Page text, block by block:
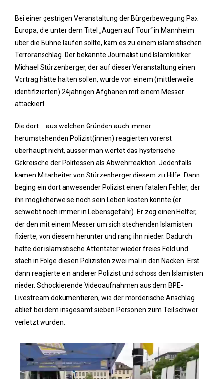
Bei einer gestrigen Veranstaltung der Bürgerbewegung Pax
Europa, die unter dem Titel „Augen auf Tour“ in Mannheim
über die Bühne laufen sollte, kam es zu einem islamistischen
Terroranschlag. Der bekannte Journalist und Islamkritiker
Michael Stürzenberger, der auf dieser Veranstaltung einen
Vortrag hätte halten sollen, wurde von einem (mittlerweile
identifizierten) 24jährigen Afghanen mit einem Messer
attackiert.
Die dort – aus welchen Gründen auch immer –
herumstehenden Polizist(innen) reagierten vorerst
überhaupt nicht, ausser man wertet das hysterische
Gekreische der Politessen als Abwehrreaktion. Jedenfalls
kamen Mitarbeiter von Stürzenberger diesem zu Hilfe. Dann
beging ein dort anwesender Polizist einen fatalen Fehler, der
ihn möglicherweise noch sein Leben kosten könnte (er
schwebt noch immer in Lebensgefahr). Er zog einen Helfer,
der den mit einem Messer um sich stechenden Islamisten
fixierte, von diesem herunter und rang ihn nieder. Dadurch
hatte der islamistische Attentäter wieder freies Feld und
stach in Folge diesen Polizisten zwei mal in den Nacken. Erst
dann reagierte ein anderer Polizist und schoss den Islamisten
nieder. Schockierende Videoaufnahmen aus dem BPE-
Livestream dokumentieren, wie der mörderische Anschlag
ablief bei dem insgesamt sieben Personen zum Teil schwer
verletzt wurden.